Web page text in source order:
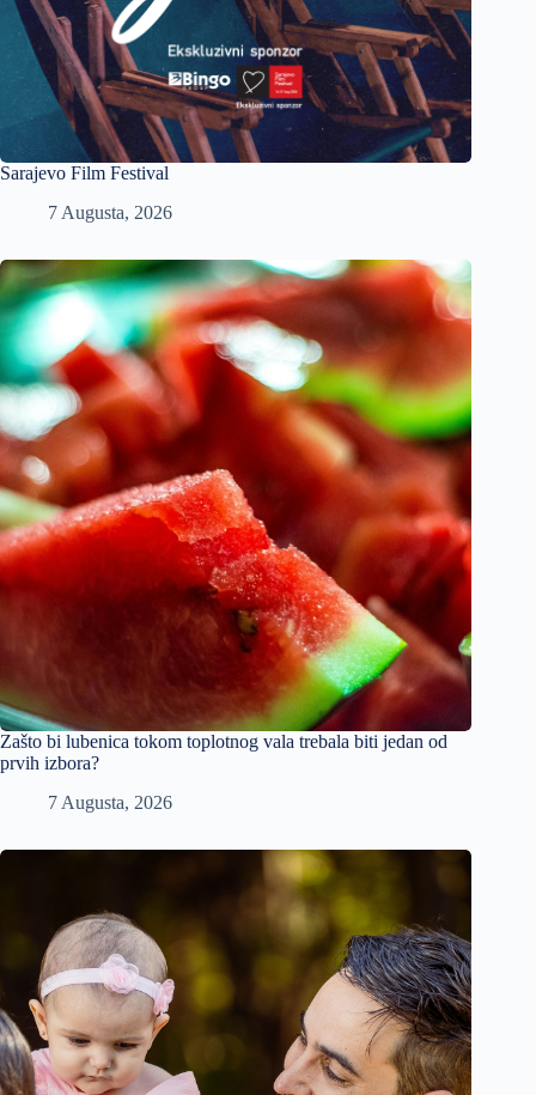
Sarajevo Film Festival
7 Augusta, 2026
Zašto bi lubenica tokom toplotnog vala trebala biti jedan od
prvih izbora?
7 Augusta, 2026